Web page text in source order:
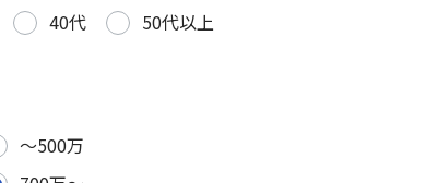
40代 50代以上
〜500万